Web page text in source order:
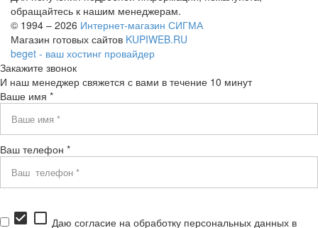
обращайтесь к нашим менеджерам.
© 1994 – 2026 Интернет-магазин СИГМА
Магазин готовых сайтов KUPIWEB.RU
beget - ваш хостинг провайдер
Закажите звонок
И наш менеджер свяжется с вами в течение 10 минут
Ваше имя *
Ваш телефон *
check_box check_box_outline_blank Даю согласие на обработку персональных данных в